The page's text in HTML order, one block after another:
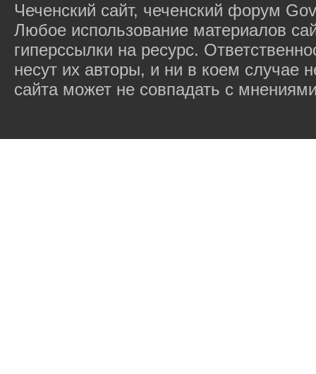
Чеченский сайт, чеченский форум
Любое использование материалов
гиперссылки на ресурс.
несут их авторы, и ни в коем случае
сайта может не совпадать с